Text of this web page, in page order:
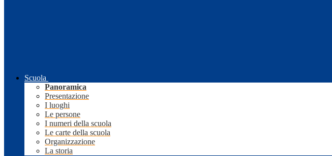
Scuola
Panoramica
Presentazione
I luoghi
Le persone
I numeri della scuola
Le carte della scuola
Organizzazione
La storia